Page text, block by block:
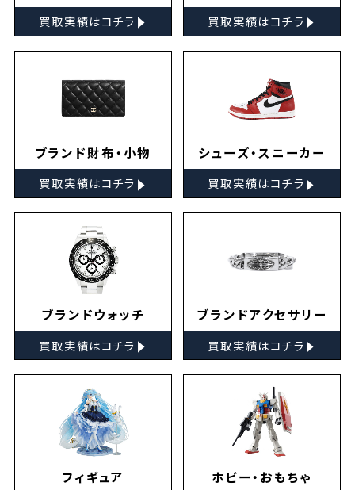
買取実績はコチラ ▸ 買取実績はコチラ ▸
ブランド財布・小物
買取実績はコチラ ▸
シューズ・スニーカー
買取実績はコチラ ▸
ブランドウォッチ
買取実績はコチラ ▸
ブランドアクセサリー
買取実績はコチラ ▸
フィギュア ホビー・おもちゃ